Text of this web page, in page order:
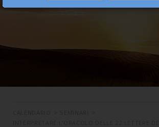
LA SCUOLA